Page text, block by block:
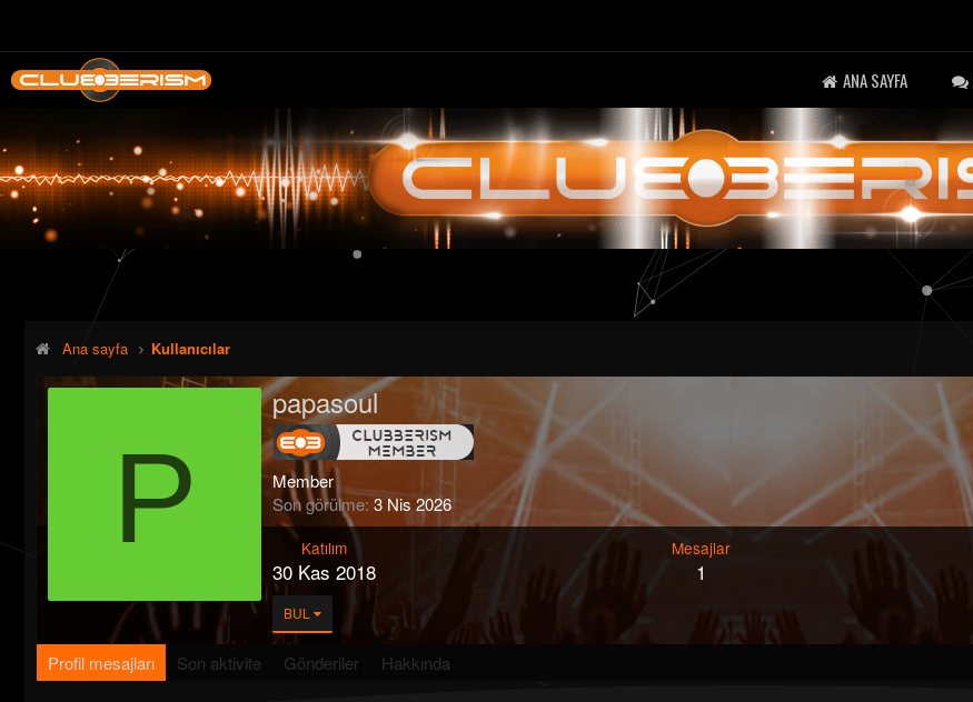
ANA SAYFA
Ana sayfa Kullanıcılar
P
papasoul
Member
Son görülme 3 Nis 2026
Katılım
30 Kas 2018
Mesajlar
1
BUL
Profil mesajları Son aktivite Gönderiler Hakkında